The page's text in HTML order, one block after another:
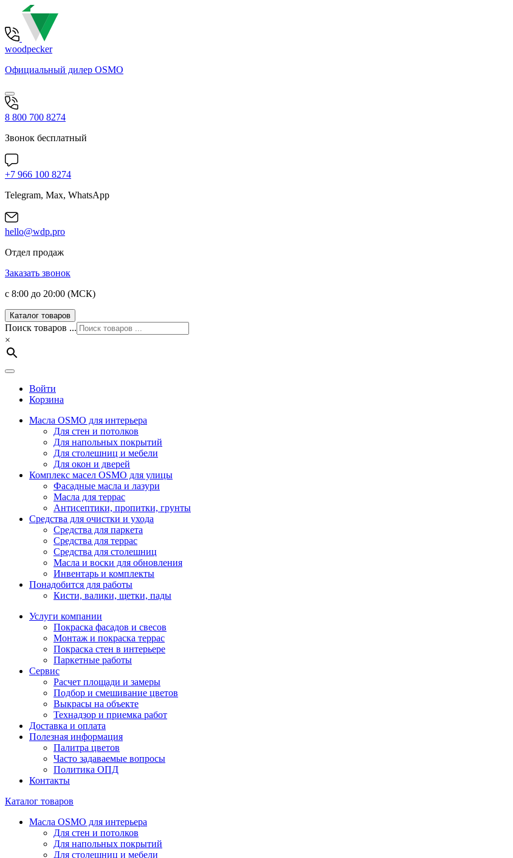
woodpecker
Официальный дилер OSMO
8 800 700 8274
Звонок бесплатный
+7 966 100 8274
Telegram, Max, WhatsApp
hello@wdp.pro
Отдел продаж
Заказать звонок
с 8:00 до 20:00 (МСК)
Каталог товаров
Поиск товаров ...
×
Войти
Корзина
Масла OSMO для интерьера
Для стен и потолков
Для напольных покрытий
Для столешниц и мебели
Для окон и дверей
Комплекс масел OSMO для улицы
Фасадные масла и лазури
Масла для террас
Антисептики, пропитки, грунты
Средства для очистки и ухода
Средства для паркета
Средства для террас
Средства для столешниц
Масла и воски для обновления
Инвентарь и комплекты
Понадобится для работы
Кисти, валики, щетки, пады
Услуги компании
Покраска фасадов и свесов
Монтаж и покраска террас
Покраска стен в интерьере
Паркетные работы
Сервис
Расчет площади и замеры
Подбор и смешивание цветов
Выкрасы на объекте
Технадзор и приемка работ
Доставка и оплата
Полезная информация
Палитра цветов
Часто задаваемые вопросы
Политика ОПД
Контакты
Каталог товаров
Масла OSMO для интерьера
Для стен и потолков
Для напольных покрытий
Для столешниц и мебели